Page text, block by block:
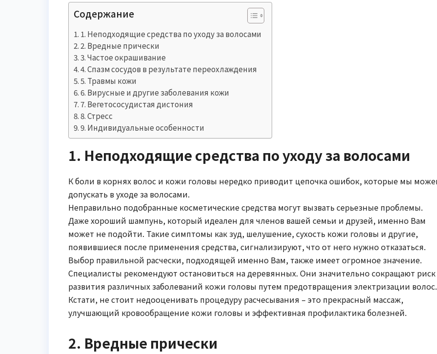
Содержание
1. Неподходящие средства по уходу за волосами
2. Вредные прически
3. Частое окрашивание
4. Спазм сосудов в результате переохлаждения
5. Травмы кожи
6. Вирусные и другие заболевания кожи
7. Вегетососудистая дистония
8. Стресс
9. Индивидуальные особенности
1. Неподходящие средства по уходу за волосами
К боли в корнях волос и кожи головы нередко приводит цепочка ошибок, которые мы
допускать в уходе за волосами.
Неправильно подобранные косметические средства могут вызвать серьезные проблемы.
Даже хороший шампунь, который идеален для членов вашей семьи и друзей, именно Вам
может не подойти. Такие симптомы как зуд, шелушение, сухость кожи головы и другие,
появившиеся после применения средства, сигнализируют, что от него нужно отказаться.
Выбор правильной расчески, подходящей именно Вам, также имеет огромное значение.
Специалисты рекомендуют остановиться на деревянных. Они значительно сокращают риск
развития различных заболеваний кожи головы путем предотвращения электризации волос.
Кстати, не стоит недооценивать процедуру расчесывания – это прекрасный массаж,
улучшающий кровообращение кожи головы и эффективная профилактика болезней.
2. Вредные прически